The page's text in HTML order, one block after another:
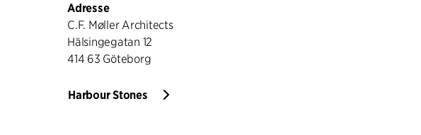
Adresse
C.F. Møller Architects
Hälsingegatan 12
414 63 Göteborg
Harbour Stones